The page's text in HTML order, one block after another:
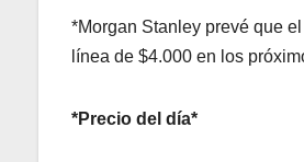
*Morgan Stanley prevé que
línea de $4.000 en los
*Precio del día*